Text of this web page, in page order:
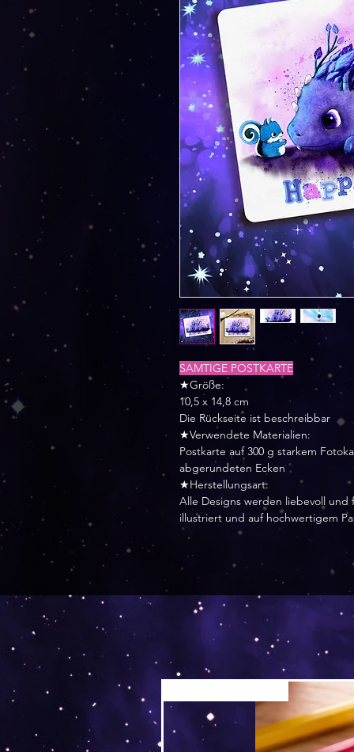
SAMTIGE POSTKARTE
★Größe:
10,5 x 14,8 cm
Die Rückseite ist beschreibbar
★Verwendete Materialien:
Postkarte auf 300 g starkem
abgerundeten Ecken
★Herstellungsart:
Alle Designs werden liebevoll
illustriert und auf hochwertigem